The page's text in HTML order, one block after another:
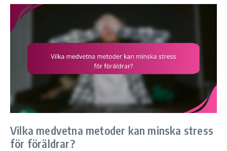
Vilka medvetna metoder kan minska stress
för föräldrar?